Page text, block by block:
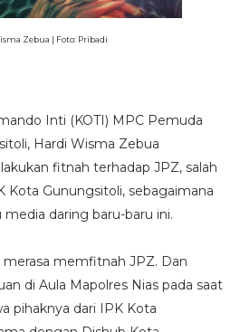
Zebua | Foto: Pribadi
Inti (KOTI) MPC Pemuda
Hardi Wisma Zebua
fitnah terhadap JPZ, salah
Kota Gunungsitoli, sebagaimana
daring baru-baru ini.
merasa memfitnah JPZ. Dan
di Aula Mapolres Nias pada saat
pihaknya dari IPK Kota